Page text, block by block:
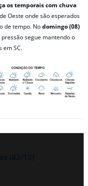
os temporais com chuva
Oeste onde são esperados
de tempo. Nodomingo (08)
segue mantendo o
em SC.